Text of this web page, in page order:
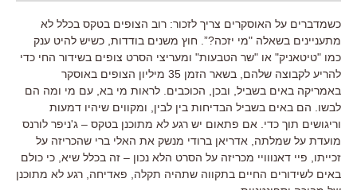
כשמדברים על האוסקרים צריך לזכור: רוב הצופים בטקס בכלל לא
מתעניינים בשאלה "מי יזכה?”. חוץ משנים בודדות כשיש להיט ענק
כמו "טיטאניק" או "שר הטבעות" ומעריצי הסרט צופים בשידור החי כדי
להריע לקבוצה שלהם בשאר הזמן 35 מיליון הצופים באוסקר
באמריקה באים בשביל ובכן הכוכבים לראות מי בא עם מי ומה הם
לבשו
הם באים בשביל הבדיחות בין לבין
ומקווים שיהיו דמעות
וריגושים תוך כדי
אם פתאום יש רגע לא מתוכנן בטקס – ג'ניפר לורנס
מועדת על שמלתה
אדריאן ברודי מנשק את האלי ברי שהכריזה על
זכייתו
פיי דאנווויי מכריזה על הסרט הלא נכון – זה בכלל שיא כי כולם
באים לשידורים החיים בתקווה שתהיה תקלה
פאדיחה רגע לא מתוכנן